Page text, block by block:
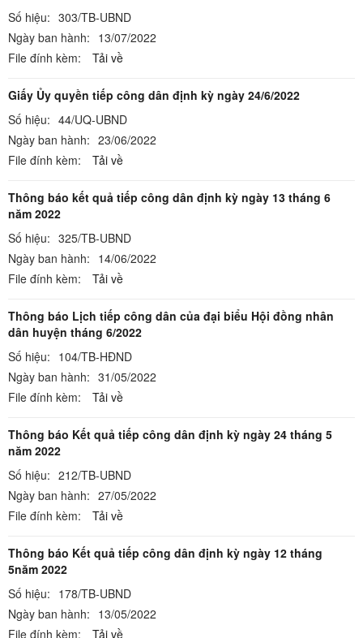
Số hiệu: 303/TB-UBND
Ngày ban hành: 13/07/2022
File đính kèm:
Tải về
Giấy Ủy quyền tiếp công dân định kỳ ngày 24/6/2022
Số hiệu: 44/UQ-UBND
Ngày ban hành: 23/06/2022
File đính kèm:
Tải về
Thông báo kết quả tiếp công dân định kỳ ngày 13 tháng 6
năm 2022
Số hiệu: 325/TB-UBND
Ngày ban hành: 14/06/2022
File đính kèm:
Tải về
Thông báo Lịch tiếp công dân của đại biểu Hội đồng nhân
dân huyện tháng 6/2022
Số hiệu: 104/TB-HĐND
Ngày ban hành: 31/05/2022
File đính kèm:
Tải về
Thông báo Kết quả tiếp công dân định kỳ ngày 24 tháng 5
năm 2022
Số hiệu: 212/TB-UBND
Ngày ban hành: 27/05/2022
File đính kèm:
Tải về
Thông báo Kết quả tiếp công dân định kỳ ngày 12 tháng
5năm 2022
Số hiệu: 178/TB-UBND
Ngày ban hành: 13/05/2022
File đính kèm:
Tải về